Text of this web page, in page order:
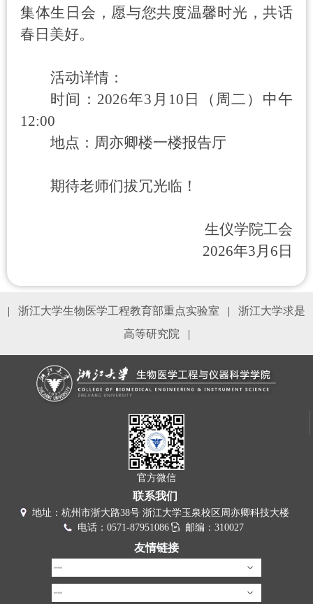
集体生日会，愿与您共度温馨时光，共话
春日美好。
活动详情：
时间： 2026年3 月 10 日（周二）中午
12:00
地点：周亦卿楼一楼报告厅
期待老师们拔冗光临！
生仪学院工会
2026年3 月 6 日
| 浙江大学生物医学工程教育部重点实验室 |
浙江大学求是
高等研究院
|
官方微信
联系我们
地址：杭州市浙大路38号 浙江大学玉泉校区周亦卿科技大楼
电话：0571-87951086
邮编：310027
友情链接
校内链接
校外链接